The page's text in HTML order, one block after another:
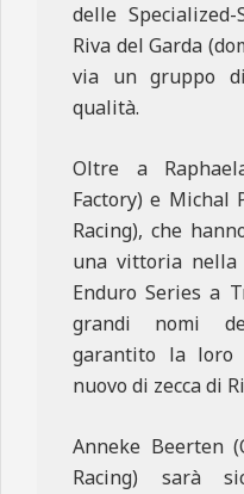
delle
Riva del Garda
via un gruppo
qualità.
Oltre a
Factory) e Michal
Racing), che
una vittoria nella
Enduro Series a
grandi nomi
garantito la loro
nuovo di zecca di
Anneke Beerten
Racing) sarà